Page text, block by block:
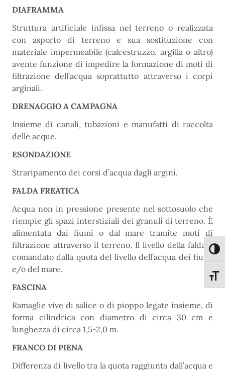
DIAFRAMMA
Struttura artificiale infissa nel terreno o realizzata
con asporto di terreno e sua sostituzione con
materiale impermeabile (calcestruzzo, argilla o altro)
avente funzione di impedire la formazione di moti di
filtrazione dell’acqua soprattutto attraverso i corpi
arginali.
DRENAGGIO A CAMPAGNA
Insieme di canali, tubazioni e manufatti di raccolta
delle acque.
ESONDAZIONE
Straripamento dei corsi d’acqua dagli argini.
FALDA FREATICA
Acqua non in pressione presente nel sottosuolo che
riempie gli spazi interstiziali dei granuli di terreno. È
alimentata dai fiumi o dal mare tramite moti di
filtrazione attraverso il terreno. Il livello della falda è
comandato dalla quota del livello dell’acqua dei fiumi
e/o del mare.
FASCINA
Ramaglie vive di salice o di pioppo legate insieme, di
forma cilindrica con diametro di circa 30 cm e
lunghezza di circa 1,5-2,0 m.
FRANCO DI PIENA
Differenza di livello tra la quota raggiunta dall’acqua e